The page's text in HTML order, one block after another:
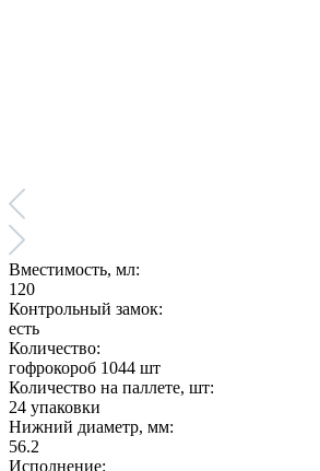
Вместимость, мл:
120
Контрольный замок:
есть
Количество:
гофрокороб 1044 шт
Количество на паллете, шт:
24 упаковки
Нижний диаметр, мм:
56.2
Исполнение: